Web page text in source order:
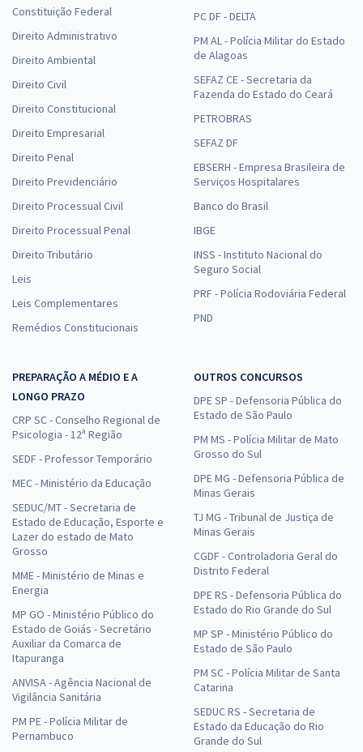
Constituição Federal
Direito Administrativo
Direito Ambiental
Direito Civil
Direito Constitucional
Direito Empresarial
Direito Penal
Direito Previdenciário
Direito Processual Civil
Direito Processual Penal
Direito Tributário
Leis
Leis Complementares
Remédios Constitucionais
PC DF - DELTA
PM AL - Polícia Militar do Estado
de Alagoas
SEFAZ CE - Secretaria da
Fazenda do Estado do Ceará
PETROBRAS
SEFAZ DF
EBSERH - Empresa Brasileira de
Serviços Hospitalares
Banco do Brasil
IBGE
INSS - Instituto Nacional do
Seguro Social
PRF - Polícia Rodoviária Federal
PND
PREPARAÇÃO A MÉDIO E A
LONGO PRAZO
CRP SC - Conselho Regional de
Psicologia - 12ª Região
SEDF - Professor Temporário
MEC - Ministério da Educação
SEDUC/MT - Secretaria de
Estado de Educação, Esporte e
Lazer do estado de Mato
Grosso
MME - Ministério de Minas e
Energia
MP GO - Ministério Público do
Estado de Goiás - Secretário
Auxiliar da Comarca de
Itapuranga
ANVISA - Agência Nacional de
Vigilância Sanitária
PM PE - Polícia Militar de
Pernambuco
OUTROS CONCURSOS
DPE SP - Defensoria Pública do
Estado de São Paulo
PM MS - Polícia Militar de Mato
Grosso do Sul
DPE MG - Defensoria Pública de
Minas Gerais
TJ MG - Tribunal de Justiça de
Minas Gerais
CGDF - Controladoria Geral do
Distrito Federal
DPE RS - Defensoria Pública do
Estado do Rio Grande do Sul
MP SP - Ministério Público do
Estado de São Paulo
PM SC - Polícia Militar de Santa
Catarina
SEDUC RS - Secretaria de
Estado da Educação do Rio
Grande do Sul